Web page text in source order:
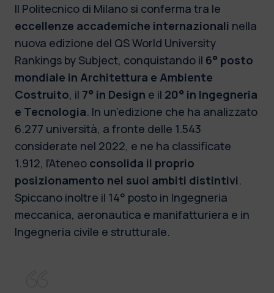
Il Politecnico di Milano si conferma tra le
eccellenze accademiche internazionali nella
nuova edizione del QS World University
Rankings by Subject, conquistando il 6° posto
mondiale in Architettura e Ambiente
Costruito, il 7° in Design e il 20° in Ingegneria
e Tecnologia. In un’edizione che ha analizzato
6.277 università, a fronte delle 1.543
considerate nel 2022, e ne ha classificate
1.912, l’Ateneo consolida il proprio
posizionamento nei suoi ambiti distintivi.
Spiccano inoltre il 14° posto in Ingegneria
meccanica, aeronautica e manifatturiera e in
Ingegneria civile e strutturale.